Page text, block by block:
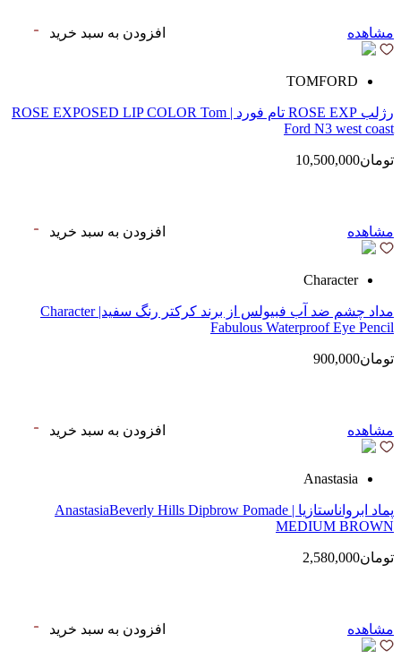
مشاهده افزودن به سبد خرید
TOMFORD
رژلب ROSE EXP تام فورد | ROSE EXPOSED LIP COLOR Tom
Ford N3 west coast
تومان10,500,000
مشاهده افزودن به سبد خرید
Character
مداد چشم ضد آب فبیولس از برند کرکتر رنگ سفید| Character
Fabulous Waterproof Eye Pencil
تومان900,000
مشاهده افزودن به سبد خرید
Anastasia
پماد ابرواناستازیا | AnastasiaBeverly Hills Dipbrow Pomade
MEDIUM BROWN
تومان2,580,000
مشاهده افزودن به سبد خرید